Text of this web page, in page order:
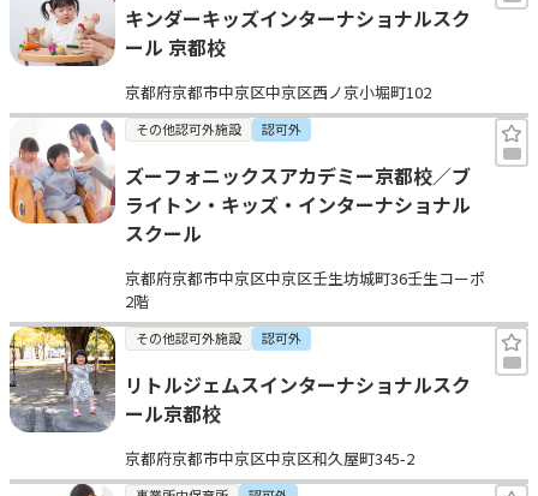
キンダーキッズインターナショナルスク
ール 京都校
京都府京都市中京区中京区西ノ京小堀町102
その他認可外施設 認可外
ズーフォニックスアカデミー京都校／ブ
ライトン・キッズ・インターナショナル
スクール
京都府京都市中京区中京区壬生坊城町36壬生コーポ
2階
その他認可外施設 認可外
リトルジェムスインターナショナルスク
ール京都校
京都府京都市中京区中京区和久屋町345-2